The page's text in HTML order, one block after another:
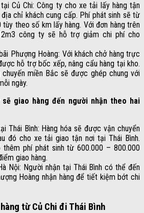
Củ Chi: Công ty cho xe tải lấy hàng tận
chỉ khách cung cấp. Phí phát sinh sẽ từ
theo số km lấy hàng. Với đơn hàng trên
công ty sẽ hỗ trợ giảm chi phí cho
Phượng Hoàng: Với khách chở hàng trực
hỗ trợ bốc xếp, nâng cẩu hàng tại kho.
chuyến miền Bắc sẽ được ghép chung với
ngày.
giao hàng đến người nhận theo hai
Thái Bình: Hàng hóa sẽ được vận chuyển
đó cho xe tải giao tận nơi tại Thái Bình.
thêm phí phát sinh từ 600.000 – 800.000
giao hàng.
Nội: Người nhận tại Thái Bình có thể đến
Hoàng nhận hàng để tiết kiệm bớt chi
từ Củ Chi đi Thái Bình